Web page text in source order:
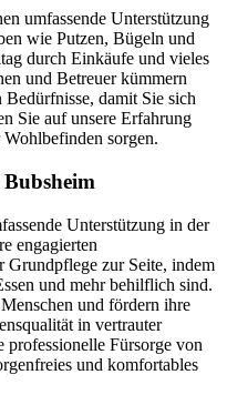
umfassende Unterstützung
wie Putzen, Bügeln und
durch Einkäufe und vieles
und Betreuer kümmern
damit Sie sich
Sie auf unsere Erfahrung
sorgen.
Unterstützung in der
engagierten
Grundpflege zur Seite, indem
und mehr behilflich sind.
und fördern ihre
in vertrauter
professionelle Fürsorge von
und komfortables